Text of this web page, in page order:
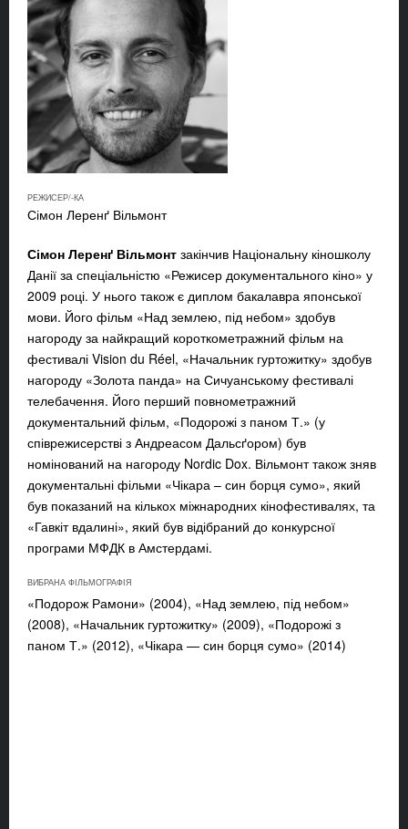
РЕЖИСЕР/-КА
Сімон Леренґ Вільмонт
Сімон Леренґ Вільмонт закінчив Національну кіношколу
Данії за спеціальністю «Режисер документального кіно» у
2009 році. У нього також є диплом бакалавра японської
мови. Його фільм «Над землею, під небом» здобув
нагороду за найкращий короткометражний фільм на
фестивалі Vision du Réel, «Начальник гуртожитку» здобув
нагороду «Золота панда» на Сичуанському фестивалі
телебачення. Його перший повнометражний
документальний фільм, «Подорожі з паном Т.» (у
співрежисерстві з Андреасом Дальсґором) був
номінований на нагороду Nordic Dox. Вільмонт також зняв
документальні фільми «Чікара – син борця сумо», який
був показаний на кількох міжнародних кінофестивалях, та
«Гавкіт вдалині», який був відібраний до конкурсної
програми МФДК в Амстердамі.
ВИБРАНА ФІЛЬМОГРАФІЯ
«Подорож Рамони» (2004), «Над землею, під небом»
(2008), «Начальник гуртожитку» (2009), «Подорожі з
паном Т.» (2012), «Чікара — син борця сумо» (2014)